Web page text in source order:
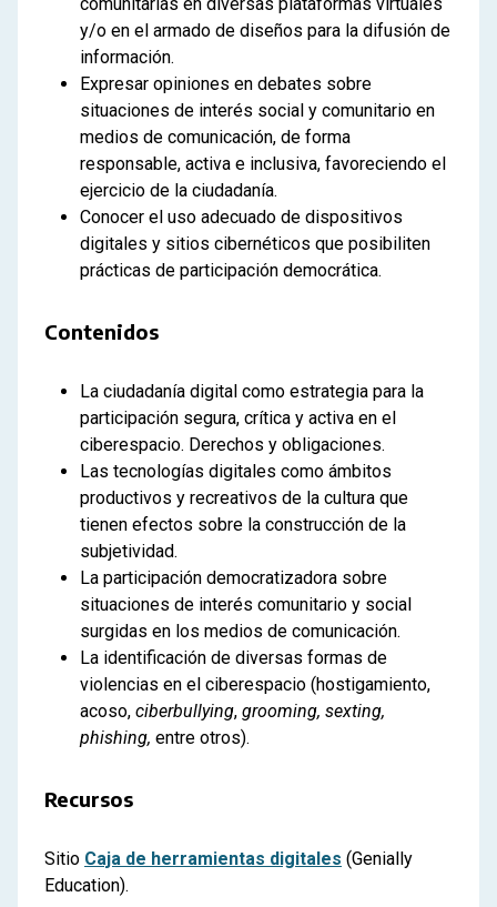
y/o en el armado de diseños para la difusión de
información.
Expresar opiniones en debates sobre
situaciones de interés social y comunitario en
medios de comunicación, de forma
responsable, activa e inclusiva, favoreciendo el
ejercicio de la ciudadanía.
Conocer el uso adecuado de dispositivos
digitales y sitios cibernéticos que posibiliten
prácticas de participación democrática.
Contenidos
La ciudadanía digital como estrategia para la
participación segura, crítica y activa en el
ciberespacio. Derechos y obligaciones.
Las tecnologías digitales como ámbitos
productivos y recreativos de la cultura que
tienen efectos sobre la construcción de la
subjetividad.
La participación democratizadora sobre
situaciones de interés comunitario y social
surgidas en los medios de comunicación.
La identificación de diversas formas de
violencias en el ciberespacio (hostigamiento,
acoso, ciberbullying, grooming, sexting,
phishing, entre otros).
Recursos
Sitio Caja de herramientas digitales (Genially
Education).